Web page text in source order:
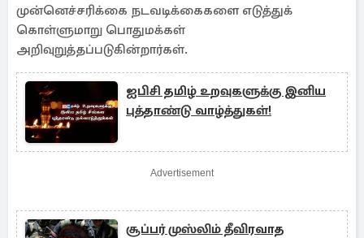
முன்னெச்சரிக்கை நடவடிக்கைகளை எடுத்துக்
கொள்ளுமாறு பொதுமக்கள்
அறிவுறுத்தப்படுகின்றார்கள்.
ஐபிசி தமிழ் உறவுகளுக்கு இனிய
புத்தாண்டு வாழ்த்துகள்!
Advertisement
சூப்பர் முஸ்லிம் தீவிரவாத